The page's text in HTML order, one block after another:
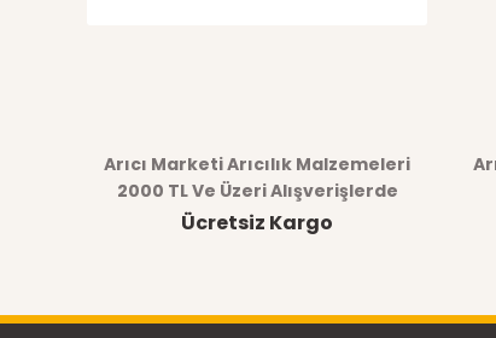
Arıcı Marketi Arıcılık Malzemeleri
2000 TL Ve Üzeri Alışverişlerde
Ücretsiz Kargo